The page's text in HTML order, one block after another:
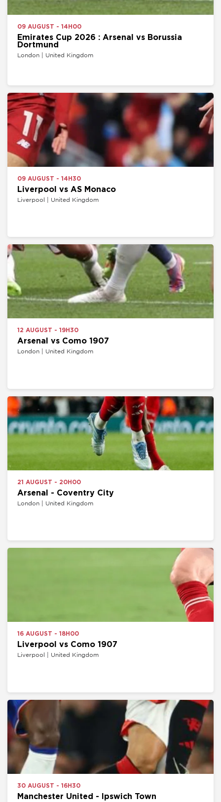
09 AUGUST - 14H00
Emirates Cup 2026 : Arsenal vs Borussia
Dortmund
London | United Kingdom
09 AUGUST - 14H30
Liverpool vs AS Monaco
Liverpool | United Kingdom
12 AUGUST - 19H30
Arsenal vs Como 1907
London | United Kingdom
21 AUGUST - 20H00
Arsenal - Coventry City
London | United Kingdom
16 AUGUST - 18H00
Liverpool vs Como 1907
Liverpool | United Kingdom
30 AUGUST - 16H30
Manchester United - Ipswich Town